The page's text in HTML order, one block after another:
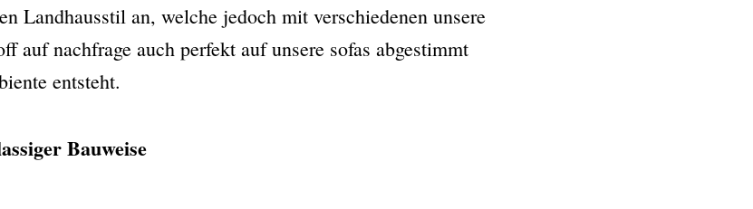
Landhausstil an, welche jedoch mit verschiedenen unsere
auf nachfrage auch perfekt auf unsere sofas abgestimmt
entsteht.
Bauweise